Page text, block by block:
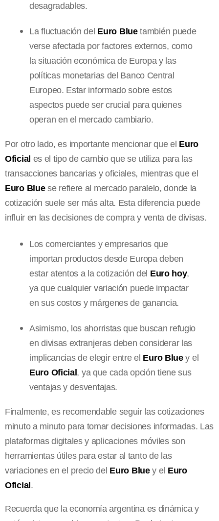
desagradables.
La fluctuación del Euro Bluetambién puede
verse afectada por factores externos, como
la situación económica de Europa y las
políticas monetarias del Banco Central
Europeo. Estar informado sobre estos
aspectos puede ser crucial para quienes
operan en el mercado cambiario.
Por otro lado, es importante mencionar que el Euro
Oficial es el tipo de cambio que se utiliza para las
transacciones bancarias y oficiales, mientras que el
Euro Bluese refiere al mercado paralelo, donde la
cotización suele ser más alta. Esta diferencia puede
influir en las decisiones de compra y venta de divisas.
Los comerciantes y empresarios que
importan productos desde Europa deben
estar atentos a la cotización del Euro hoy,
ya que cualquier variación puede impactar
en sus costos y márgenes de ganancia.
Asimismo, los ahorristas que buscan refugio
en divisas extranjeras deben considerar las
implicancias de elegir entre el Euro Bluey el
Euro Oficial, ya que cada opción tiene sus
ventajas y desventajas.
Finalmente, es recomendable seguir las cotizaciones
minuto a minuto para tomar decisiones informadas. Las
plataformas digitales y aplicaciones móviles son
herramientas útiles para estar al tanto de las
variaciones en el precio del Euro Bluey el Euro
Oficial.
Recuerda que la economía argentina es dinámica y